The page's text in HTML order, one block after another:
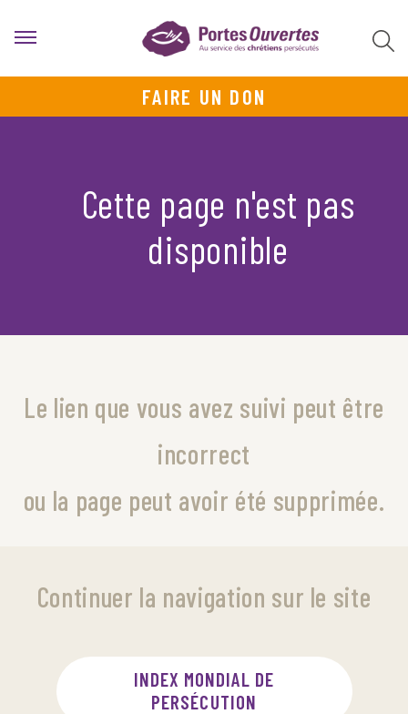
FAIRE UN DON
Cette page n'est pas
disponible
Le lien que vous avez suivi peut être
incorrect
ou la page peut avoir été supprimée.
Continuer la navigation sur le site
INDEX MONDIAL DE
PERSÉCUTION